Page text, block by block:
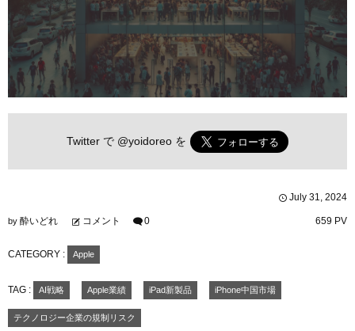
Twitter で @yoidoreo を
July 31 2024
by 酔いどれ コメント 0 659 PV
CATEGORY : Apple
TAG : AI戦略 Apple業績 iPad新製品 iPhone中国市場
テクノロジー企業の規制リスク